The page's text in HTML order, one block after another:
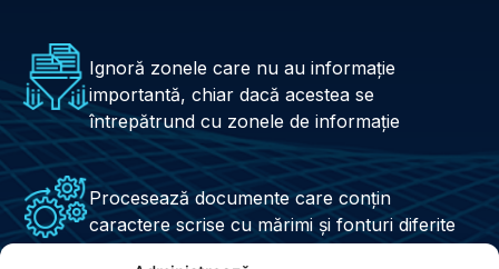
Ignoră zonele care nu au informaţie
importantă, chiar dacă acestea se
întrepătrund cu zonele de informaţie
Procesează documente care conțin
caractere scrise cu mărimi și fonturi diferite